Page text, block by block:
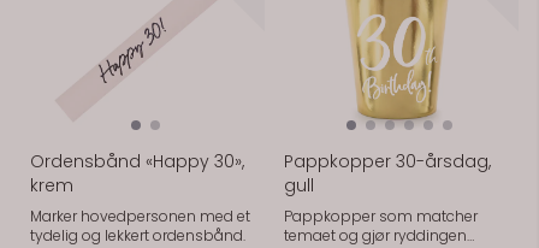
Ordensbånd «Happy 30»,
krem
Marker hovedpersonen med et
tydelig og lekkert ordensbånd.
Pappkopper 30-årsdag,
gull
Pappkopper som matcher
temaet og gjør ryddingen
På lager På lager